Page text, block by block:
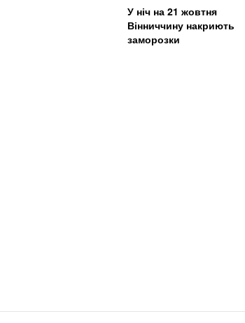
У ніч на 21 жовтня
Вінниччину накриють
заморозки